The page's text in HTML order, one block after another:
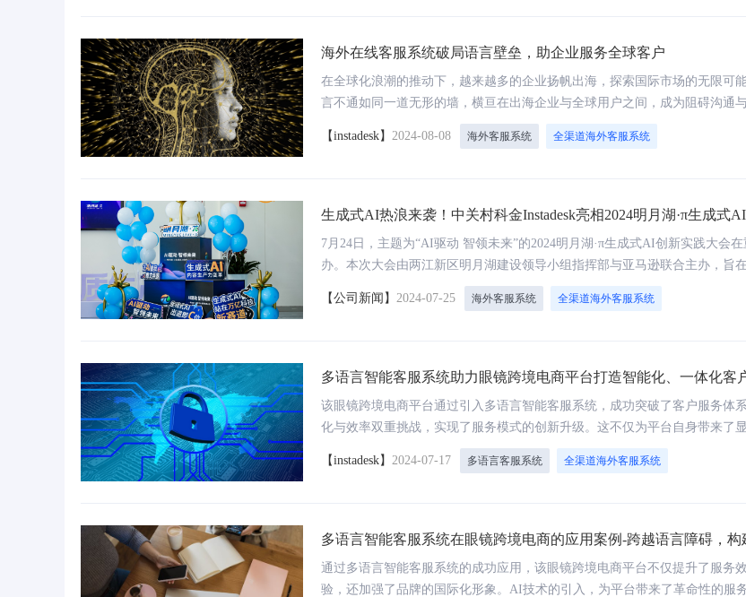
海外在线客服系统破局语言壁垒，助企业服务全球客户
在全球化浪潮的推动下，越来越多的企业扬帆出海，探索国际市场的无限可
言不通如同一道无形的墙，横亘在出海企业与全球用户之间，成为阻碍沟通
障碍。幸运的是，随着技术的飞速发展，国外在线客服系统正以其强大的AI
这一难题提供了创新解决方案，让“沟通无界”成为可能。
【instadesk】 2024-08-08 海外客服系统 全渠道海外客服系统
生成式AI热浪来袭！中关村科金Instadesk亮相2024明月湖·π生成式
会！
7月24日，主题为“AI驱动 智领未来”的2024明月湖·π生成式AI创新实践大会
办。本次大会由两江新区明月湖建设领导小组指挥部与亚马逊联合主办，旨
I技术的最新进展，探讨其在各行业的应用前景，吸引了众多业内专家、企业
堂。
【公司新闻】 2024-07-25 海外客服系统 全渠道海外客服系统
多语言智能客服系统助力眼镜跨境电商平台打造智能化、一体化客
该眼镜跨境电商平台通过引入多语言智能客服系统，成功突破了客户服务体
化与效率双重挑战，实现了服务模式的创新升级。这不仅为平台自身带来了
长和品牌提升，也为整个跨境电商行业提供了智能化、一体化客户服务的成
行业迈向新未来。
【instadesk】 2024-07-17 多语言客服系统 全渠道海外客服系统
多语言智能客服系统在眼镜跨境电商的应用案例-跨越语言障碍，构
通过多语言智能客服系统的成功应用，该眼镜跨境电商平台不仅提升了服务
验，还加强了品牌的国际化形象。AI技术的引入，为平台带来了革命性的服
支持报告/文案/标书，快速完成高质量内容
像真人一样聊天，转化率接近人工
上岗和签单
2分钟对练一局，实战对话秒变行业专家
天候服务
高精度、高安全的金融级
适用于各类票据、合同文档、身份验证、交通等80+文字识别场景
打开线下服务场景黑盒，为销售管理、客户分析
提供充足弹药
助力线下销售场景数字化转型，质检销售提升业绩
AI赋能服务合规与增长，释放质检与洞察新潜能
全渠道(语音/文本/视频/图像/文档)全量无遗漏分析
提供智能合规的理财